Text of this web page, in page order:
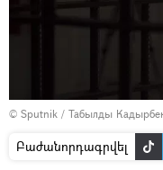
© Sputnik / Табылды
Բաժանորդագրվել